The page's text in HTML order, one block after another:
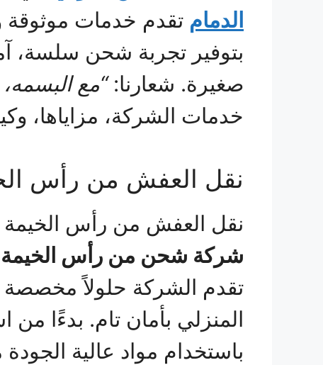
الدمام تقدم خدمات موثوقة
بتوفير تجربة شحن سلسة،
صغيرة. شعارنا:“مع
خدمات الشركة، مزاياها،
نقل العفش من رأس
نقل العفش من رأس الخيمة
شركة شحن من رأس الخيمة
تقدم الشركة حلولاً مخصصة
المنزلي بأمان تام. بدءًا
باستخدام مواد عالية